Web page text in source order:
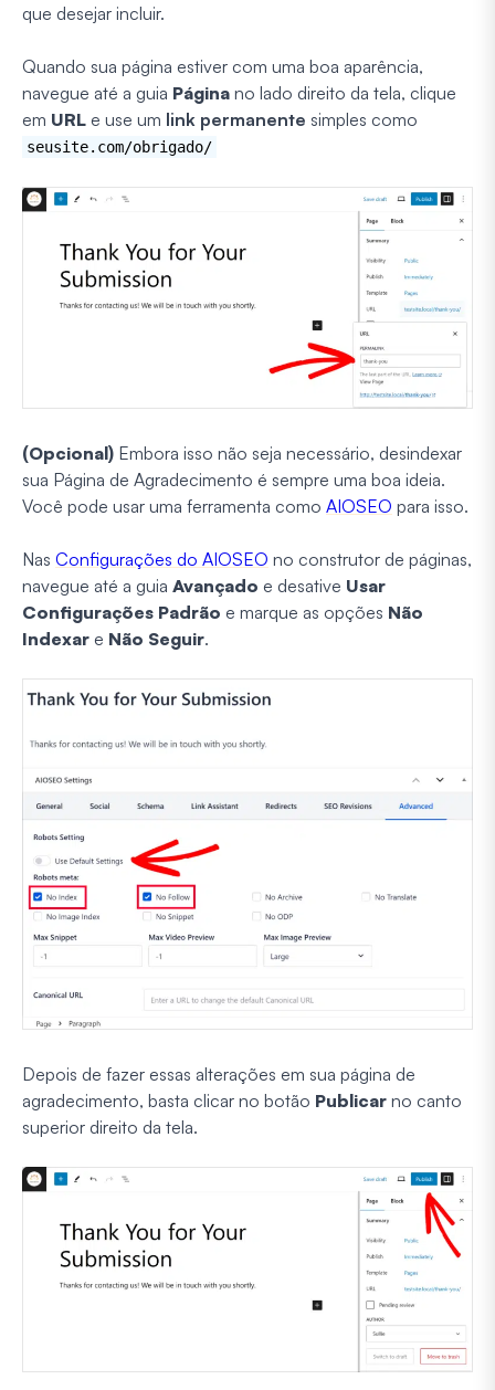
que desejar incluir.
Quando sua página estiver com uma boa aparência,
navegue até a guia Página no lado direito da tela, clique
em URL e use um link permanente simples como
seusite.com/obrigado/
(Opcional) Embora isso não seja necessário, desindexar
sua Página de Agradecimento é sempre uma boa ideia.
Você pode usar uma ferramenta como AIOSEO para isso.
Nas Configurações do AIOSEO no construtor de páginas,
navegue até a guia Avançado e desative Usar
Configurações Padrão e marque as opções Não
Indexar e Não Seguir.
Depois de fazer essas alterações em sua página de
agradecimento, basta clicar no botão Publicar no canto
superior direito da tela.